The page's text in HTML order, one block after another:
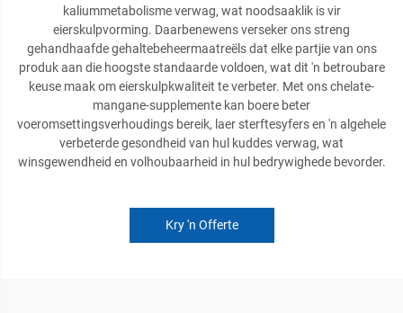
kaliummetabolisme verwag, wat noodsaaklik is vir
eierskulpvorming. Daarbenewens verseker ons streng
gehandhaafde gehaltebeheermaatreëls dat elke partjie van ons
produk aan die hoogste standaarde voldoen, wat dit 'n betroubare
keuse maak om eierskulpkwaliteit te verbeter. Met ons chelate-
mangane-supplemente kan boere beter
voeromsettingsverhoudings bereik, laer sterftesyfers en 'n algehele
verbeterde gesondheid van hul kuddes verwag, wat
winsgewendheid en volhoubaarheid in hul bedrywighede bevorder.
Kry 'n Offerte